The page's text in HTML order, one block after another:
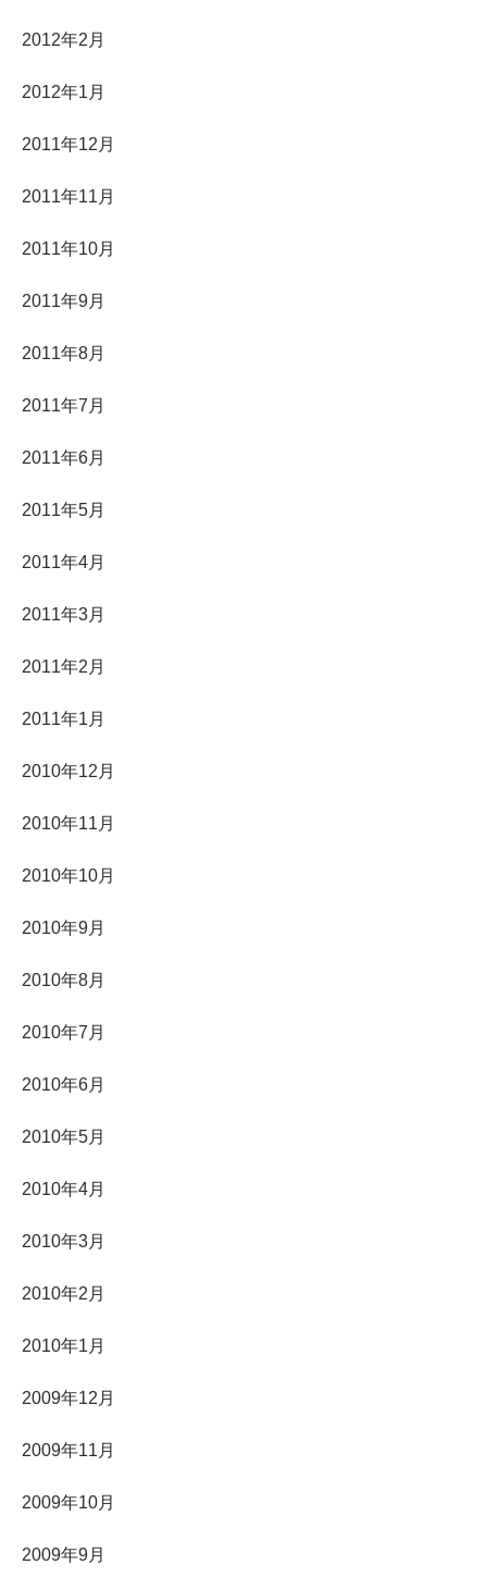
2012年2月
2012年1月
2011年12月
2011年11月
2011年10月
2011年9月
2011年8月
2011年7月
2011年6月
2011年5月
2011年4月
2011年3月
2011年2月
2011年1月
2010年12月
2010年11月
2010年10月
2010年9月
2010年8月
2010年7月
2010年6月
2010年5月
2010年4月
2010年3月
2010年2月
2010年1月
2009年12月
2009年11月
2009年10月
2009年9月